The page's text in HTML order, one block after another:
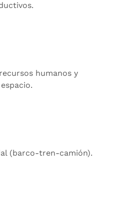
humanos y
(barco-tren-camión).